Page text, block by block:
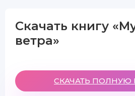
Скачать книгу
ветра»
СКАЧАТЬ ПОЛНУЮ